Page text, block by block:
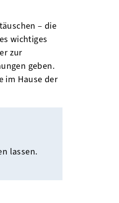
– die
wichtiges
zur
geben.
im Hause der
lassen.